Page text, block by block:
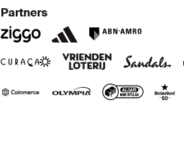
Partners